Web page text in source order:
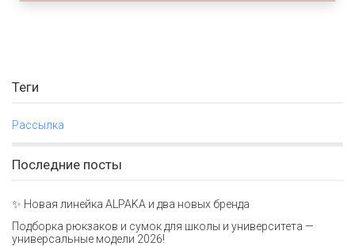
Теги
Рассылка
Последние посты
✨ Новая линейка ALPAKA и два новых бренда
Подборка рюкзаков и сумок для школы и университета —
универсальные модели 2026!